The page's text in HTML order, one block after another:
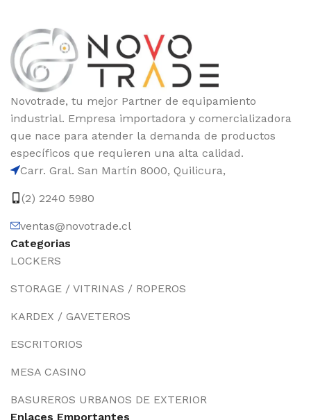
Novotrade, tu mejor Partner de equipamiento
industrial. Empresa importadora y comercializadora
que nace para atender la demanda de productos
específicos que requieren una alta calidad.
Carr. Gral. San Martín 8000, Quilicura,
(2) 2240 5980
ventas@novotrade.cl
Categorias
LOCKERS
STORAGE / VITRINAS / ROPEROS
KARDEX / GAVETEROS
ESCRITORIOS
MESA CASINO
BASUREROS URBANOS DE EXTERIOR
Enlaces Emportantes